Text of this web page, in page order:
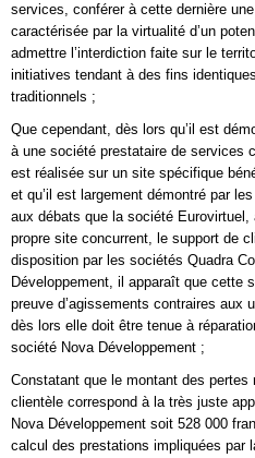
services, conférer à cette dernière
caractérisée par la virtualité d’un
admettre l’interdiction faite sur le
initiatives tendant à des fins
traditionnels ;
Que cependant, dès lors qu’il est
à une société prestataire de services
est réalisée sur un site spécifique
et qu’il est largement démontré par
aux débats que la société
propre site concurrent, le support de
disposition par les sociétés Quadra
Développement, il apparaît que cette
preuve d’agissements contraires aux
dès lors elle doit être tenue à
société Nova Développement ;
Constatant que le montant des pertes
clientèle correspond à la très juste
Nova Développement soit 528 000
calcul des prestations impliquées par